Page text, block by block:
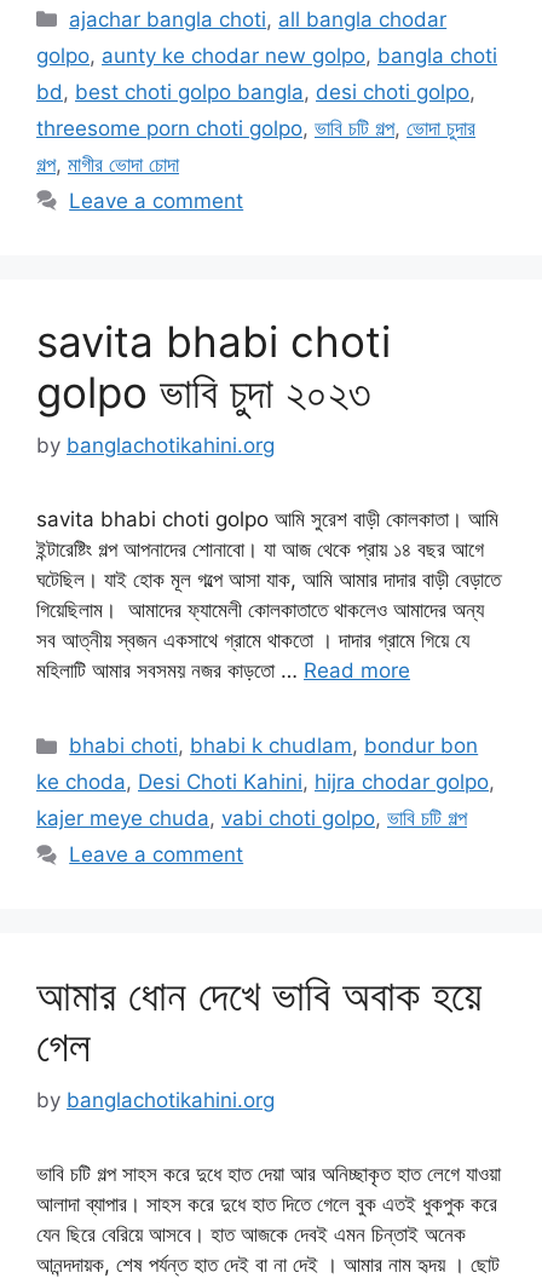
Categories
ajachar bangla choti, all bangla chodar
golpo, aunty ke chodar new golpo, bangla choti
bd , best choti golpo bangla, desi choti golpo,
threesome porn choti golpo, ভাবি চটি গল্প, ভোদা চুদার
গল্প, মাগীর ভোদা চোদা
Leave a comment
savita bhabi choti
golpo ভাবি চুদা ২০২৩
by banglachotikahini.org
savita bhabi choti golpo আমি সুরেশ বাড়ী কোলকাতা। আমি
ইন্টারেষ্টিং গল্প আপনাদের শোনাবো। যা আজ থেকে প্রায় ১৪ বছর আগে
ঘটেছিল। যাই হোক মূল গল্পে আসা যাক, আমি আমার দাদার বাড়ী বেড়াতে
গিয়েছিলাম। আমাদের ফ্যামেলী কোলকাতাতে থাকলেও আমাদের অন্য
সব আত্নীয় স্বজন একসাথে গ্রামে থাকতো । দাদার গ্রামে গিয়ে যে
মহিলাটি আমার সবসময় নজর কাড়তো … Read more
Categories
bhabi choti, bhabi k chudlam, bondur bon
ke choda, Desi Choti Kahini, hijra chodar golpo,
kajer meye chuda, vabi choti golpo, ভাবি চটি গল্প
Leave a comment
আমার ধোন দেখে ভাবি অবাক হয়ে
গেল
by banglachotikahini.org
ভাবি চটি গল্প সাহস করে দুধে হাত দেয়া আর অনিচ্ছাকৃত হাত লেগে যাওয়া
আলাদা ব্যাপার। সাহস করে দুধে হাত দিতে গেলে বুক এতই ধুকপুক করে
যেন ছিরে বেরিয়ে আসবে। হাত আজকে দেবই এমন চিন্তাই অনেক
আনন্দদায়ক, শেষ পর্যন্ত হাত দেই বা না দেই । আমার নাম হৃদয় । ছোট